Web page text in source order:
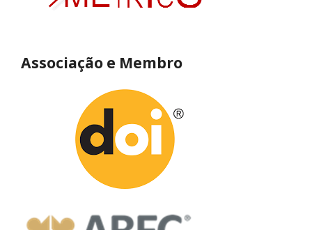
Associação e Membro